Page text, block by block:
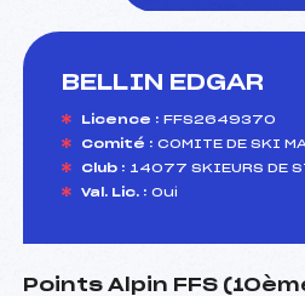
BELLIN EDGAR
Licence : FFS2649370
Comité : COMITE DE SKI
Club : 14077 SKIEURS DE
Val. Lic. : Oui
Points Alpin FFS